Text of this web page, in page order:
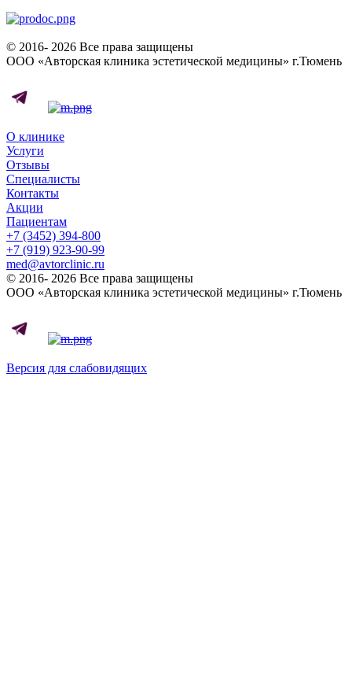
© 2016- 2026 Все права защищены
ООО «Авторская клиника эстетической медицины» г.Тюмень
О клинике
Услуги
Отзывы
Специалисты
Контакты
Акции
Пациентам
+7 (3452) 394-800
+7 (919) 923-90-99
med@avtorclinic.ru
© 2016- 2026 Все права защищены
ООО «Авторская клиника эстетической медицины» г.Тюмень
Версия для слабовидящих